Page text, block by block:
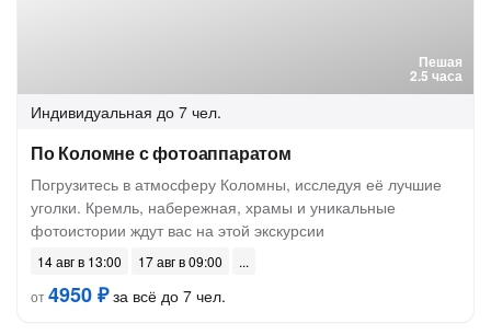
Пешая
2.5 часа
Индивидуальная до 7 чел.
По Коломне с фотоаппаратом
Погрузитесь в атмосферу Коломны, исследуя её лучшие
уголки. Кремль, набережная, храмы и уникальные
фотоистории ждут вас на этой экскурсии
14 авг в 13:00
17 авг в 09:00
от4950 ₽за всё до 7 чел.